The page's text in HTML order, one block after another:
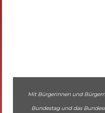
Mit Bürgerinnen und
Bundestag und das